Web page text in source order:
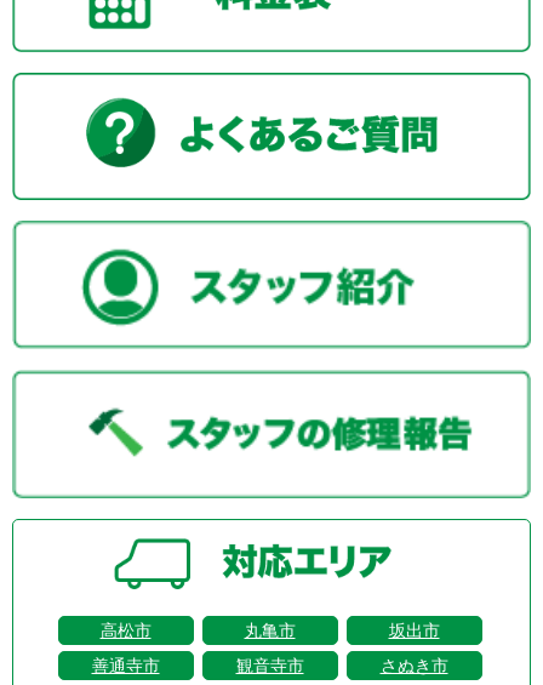
高松市 丸亀市
坂出市
善通寺市
観音寺市
さぬき市